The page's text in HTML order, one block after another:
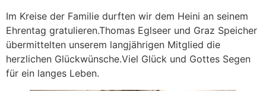
Im Kreise der Familie durften wir dem Heini an seinem
Ehrentag gratulieren.Thomas Eglseer und Graz Speicher
übermittelten unserem langjährigen Mitglied die
herzlichen Glückwünsche.Viel Glück und Gottes Segen
für ein langes Leben.